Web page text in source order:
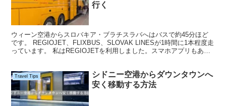
行く
ウィーン空港からスロバキア・ブラチスラバへはバスで約45分ほど
です。 REGIOJET、FLIXBUS、SLOVAK LINESが1時間に1本程度走
っています。 私はREGIOJETを利用しました。スマホアプリもあっ
Travel Tips
シドニー空港からダウンタウンへ
安く移動する方法